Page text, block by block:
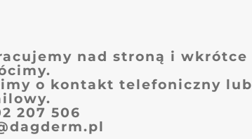
nad stroną i wkrótce
o kontakt telefoniczny lub
207 506